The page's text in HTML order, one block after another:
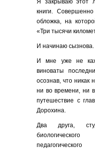
Я закрываю этот
книги.
обложка, на
«Три тысячи
И начинаю сызнова.
И мне уже не
виноваты
осознав, что никак
ни во времени, ни
путешествие с
Дорохина.
Два друга,